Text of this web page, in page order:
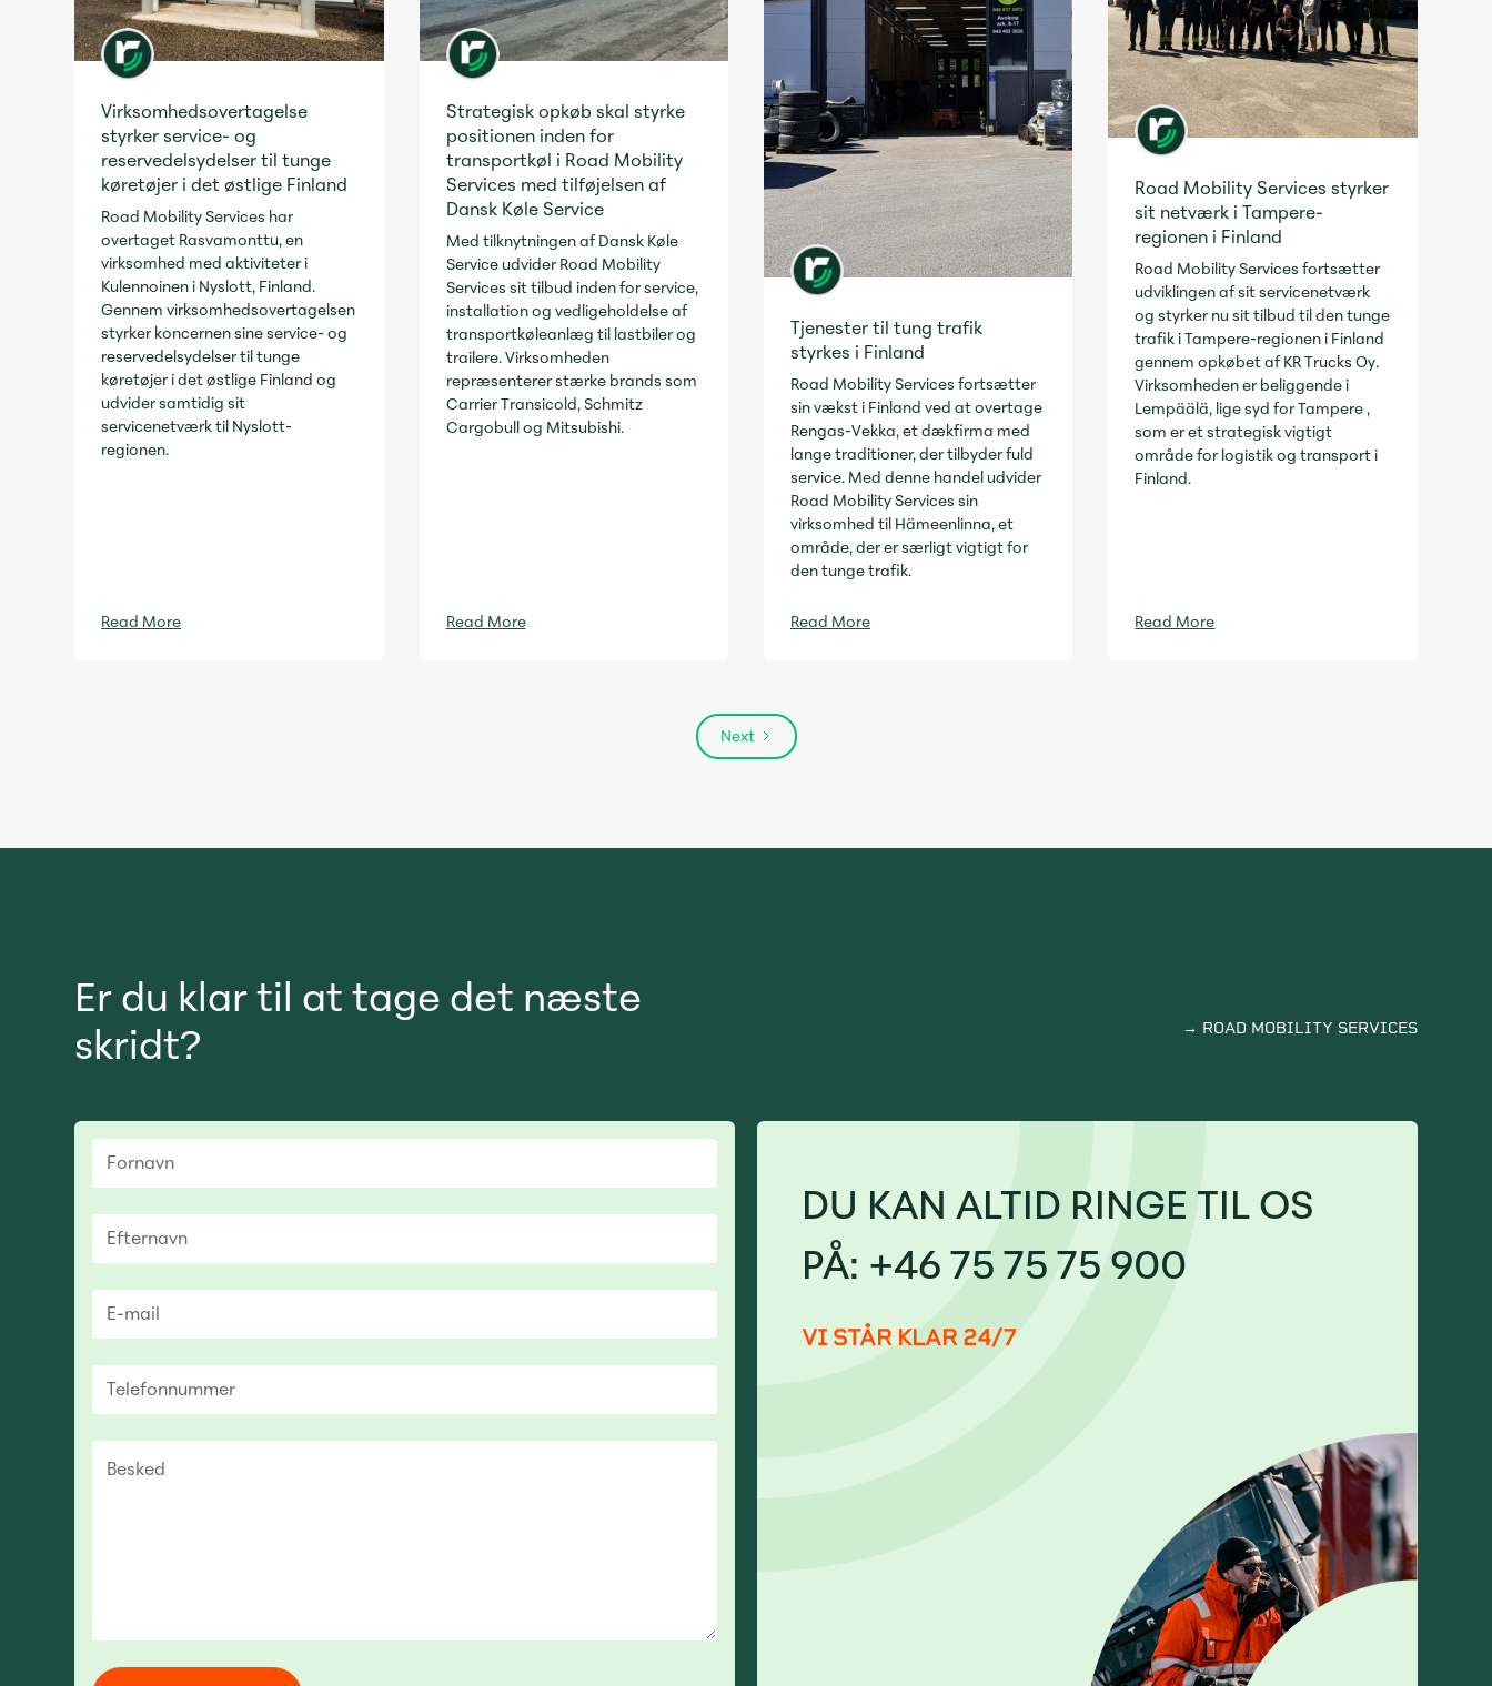
Virksomhedsovertagelse
styrker service- og
reservedelsydelser til tunge
køretøjer i det østlige Finland
Road Mobility Services har
overtaget Rasvamonttu, en
virksomhed med aktiviteter i
Kulennoinen i Nyslott, Finland.
Gennem virksomhedsovertagelsen
styrker koncernen sine service- og
reservedelsydelser til tunge
køretøjer i det østlige Finland og
udvider samtidig sit
servicenetværk til Nyslott-
regionen.
Read More
Strategisk opkøb skal styrke
positionen inden for
transportkøl i Road Mobility
Services med tilføjelsen af
Dansk Køle Service
Med tilknytningen af Dansk Køle
Service udvider Road Mobility
Services sit tilbud inden for service,
installation og vedligeholdelse af
transportkøleanlæg til lastbiler og
trailere. Virksomheden
repræsenterer stærke brands som
Carrier Transicold, Schmitz
Cargobull og Mitsubishi.
Read More
Tjenester til tung trafik
styrkes i Finland
Road Mobility Services fortsætter
sin vækst i Finland ved at overtage
Rengas-Vekka, et dækfirma med
lange traditioner, der tilbyder fuld
service. Med denne handel udvider
Road Mobility Services sin
virksomhed til Hämeenlinna, et
område, der er særligt vigtigt for
den tunge trafik.
Read More
Road Mobility Services styrker
sit netværk i Tampere-
regionen i Finland
Road Mobility Services fortsætter
udviklingen af sit servicenetværk
og styrker nu sit tilbud til den tunge
trafik i Tampere-regionen i Finland
gennem opkøbet af KR Trucks Oy.
Virksomheden er beliggende i
Lempäälä, lige syd for Tampere ,
som er et strategisk vigtigt
område for logistik og transport i
Finland.
Read More
Next
Er du klar til at tage det næste
skridt? → ROAD MOBILITY SERVICES
DU KAN ALTID RINGE TIL OS
PÅ: +46 75 75 75 900
VI STÅR KLAR 24/7